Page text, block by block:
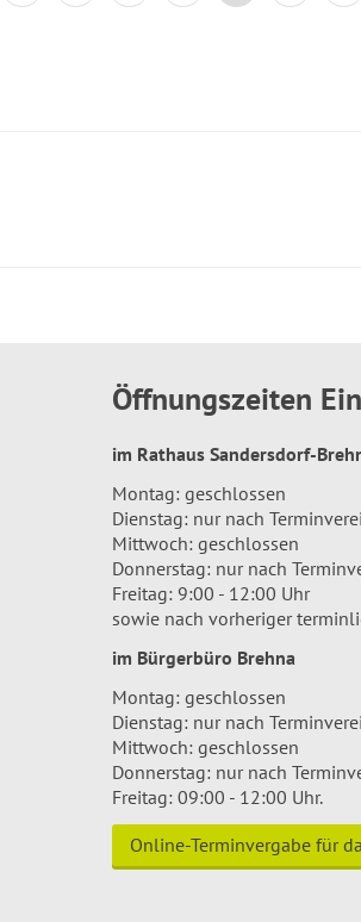
Öffnungszeiten
im Rathaus Sandersdorf-
Montag: geschlossen
Dienstag: nur nach
Mittwoch: geschlossen
Donnerstag: nur nach
Freitag: 9:00 - 12:00 Uhr
sowie nach vorheriger
im Bürgerbüro Brehna
Montag: geschlossen
Dienstag: nur nach
Mittwoch: geschlossen
Donnerstag: nur nach
Freitag: 09:00 - 12:00 Uhr.
Online-Terminvergabe für